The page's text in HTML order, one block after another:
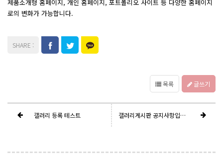
제품소개형 홈페이지, 개인 홈페이지, 포트폴리오 사이트 등 다양한 홈페이지
로의 변화가 가능합니다.
목록 글쓰기
갤러리 등록 테스트 갤러리게시판 공지사항입니다